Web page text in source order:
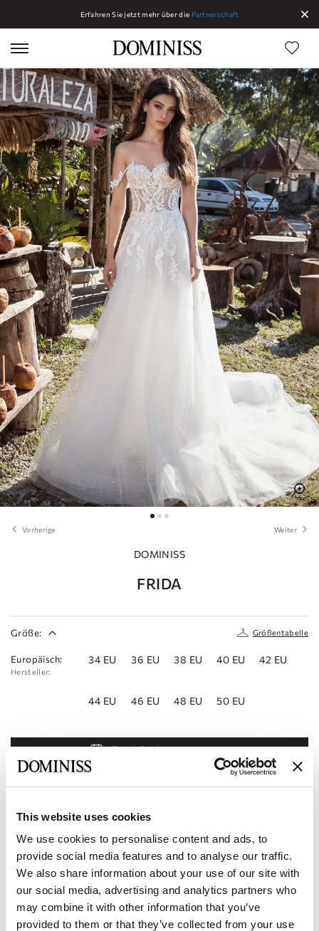
This website uses cookies
We use cookies to personalise content and ads, to
provide social media features and to analyse our traffic.
We also share information about your use of our site with
our social media, advertising and analytics partners who
may combine it with other information that you’ve
provided to them or that they’ve collected from your use
Erfahren Sie jetzt mehr über die Partnerschaft
Linien Dominiss
Vorherige Weiter
DOMINISS
FRIDA
Größe: Größentabelle
Europäisch:
Hersteller:
34 EU 36 EU 38 EU 40 EU 42 EU
44 EU 46 EU 48 EU 50 EU
Termin buchen
Geschäft finden
Produkt-Code: 10111706
Merkmale
Lieferung und Bezahlung